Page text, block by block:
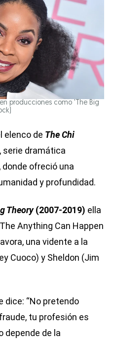
producciones como 'The Big
elenco de The Chi
, serie dramática
ofreció una
y profundidad.
Theory(2007-2019) ella
Anything Can Happen
una vidente a la
Cuoco) y Sheldon (Jim
dice: “No pretendo
tu profesión es
depende de la